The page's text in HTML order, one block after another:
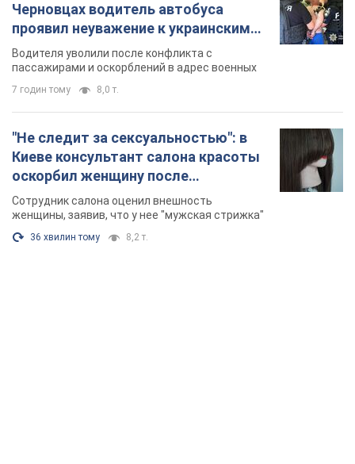
Черновцах водитель автобуса
проявил неуважение к украинским
военным и поплатился за это.
Видео
Водителя уволили после конфликта с
пассажирами и оскорблений в адрес военных
7 годин тому 8,0 т.
"Не следит за сексуальностью": в
Киеве консультант салона красоты
оскорбил женщину после
химиотерапии, разгорелся скандал.
Фото
Сотрудник салона оценил внешность
женщины, заявив, что у нее "мужская стрижка"
36 хвилин тому 8,2 т.